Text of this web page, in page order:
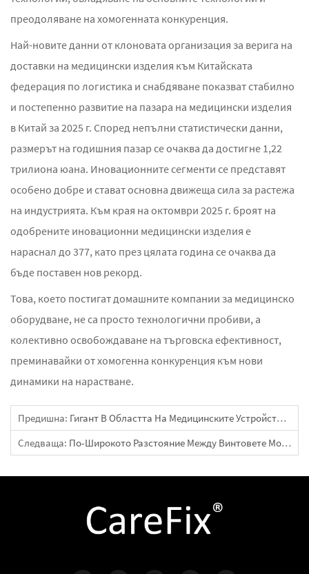
преодоляване на хомогенната конкуренция.
Най-новите данни от клоновата организация за верига на
доставки на медицински изделия към Китайската
федерация по логистика и снабдяване показват стабилно
и постепенно развитие на пазара на медицински изделия
в Китай за 2025 г. Според непълни статистически данни,
размерът на годишния пазар се очаква да достигне 1,22
трилиона юана. Иновационните сегменти се представят
особено добре и стават основна движеща сила за растежа
на индустрията. Към края на октомври 2025 г. броят на
одобрените иновационни медицински изделия е
нараснал до 377, като през цялата година се очаква да
бъде поставен нов рекорд.
Това, което постигат домашните компании за медицинско
оборудване, не са просто технологични пробиви, а
колективно освобождаване на търговска ефективност,
преминавайки от хомогенна конкуренция към нови
динамики на нарастване.
Предишна: Гигант В Областта На Медицинските Устройства Продава Три Бизнес Подразделения За 14,3 Милиарда Долара
Следваща: По-Широкото Разстояние Между Винтовете Може Да Намали Риска От Краткосрочна Некроза На Бедрената Глава Чрез Оптимизиране На Стабилността На Фиксацията При Пациенти Със Счупване На Вратчето На Бедрената Кост, Лекувани С Триъгълна Канулирана Винтова Фиксация